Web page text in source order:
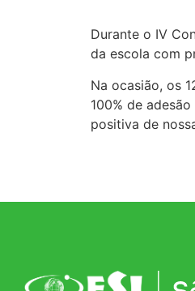
Durante o IV
da escola com
Na ocasião, os
100% de
positiva de